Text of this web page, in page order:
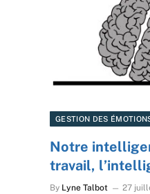
GESTION DES
Notre
travail,
By Lyne Talbot 27